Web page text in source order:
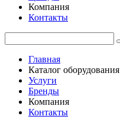
Компания
Контакты
Главная
Каталог оборудования
Услуги
Бренды
Компания
Контакты